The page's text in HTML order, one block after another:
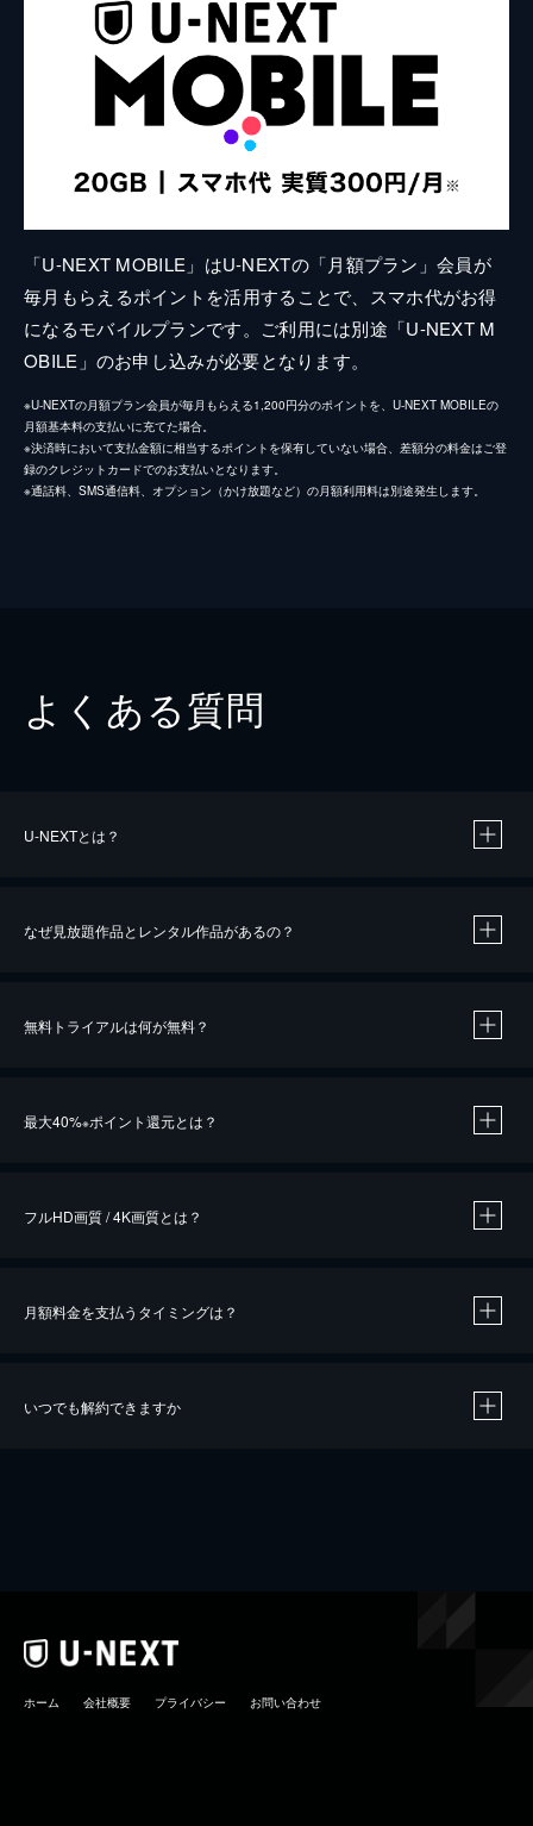
「U-NEXT MOBILE」はU-NEXTの「月額プラン」会員が
毎月もらえるポイントを活用することで、スマホ代がお得
になるモバイルプランです。ご利用には別途「U-NEXT M
OBILE」のお申し込みが必要となります。
※U-NEXTの月額プラン会員が毎月もらえる1,200円分のポイントを、U-NEXT MOBILEの
月額基本料の支払いに充てた場合。
※決済時において支払金額に相当するポイントを保有していない場合、差額分の料金はご登
録のクレジットカードでのお支払いとなります。
※通話料、SMS通信料、オプション（かけ放題など）の月額利用料は別途発生します。
よくある質問
U-NEXTとは？
なぜ見放題作品とレンタル作品があるの？
無料トライアルは何が無料？
最大40%※ポイント還元とは？
※40％ポイント還元の対象は、クレジットカード決済による作品の購入 / レンタルです。
フルHD画質 / 4K画質とは？
月額料金を支払うタイミングは？
いつでも解約できますか
ホーム 会社概要 プライバシー お問い合わせ